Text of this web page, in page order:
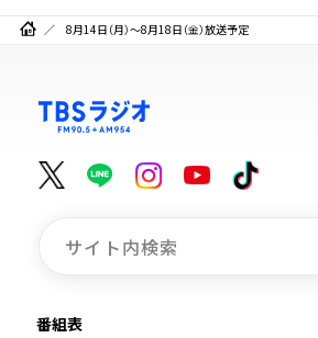
8月14日（月）～8月18日（金）放送予定
番組表